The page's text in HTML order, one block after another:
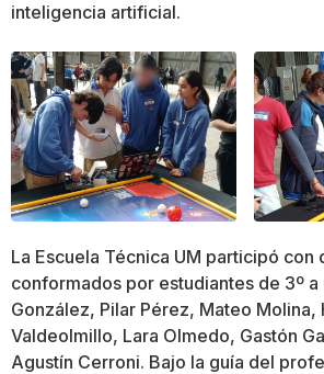
inteligencia artificial.
La Escuela Técnica UM participó con
conformados por estudiantes de 3º a
González, Pilar Pérez, Mateo Molina,
Valdeolmillo, Lara Olmedo, Gastón
Agustín Cerroni. Bajo la guía del